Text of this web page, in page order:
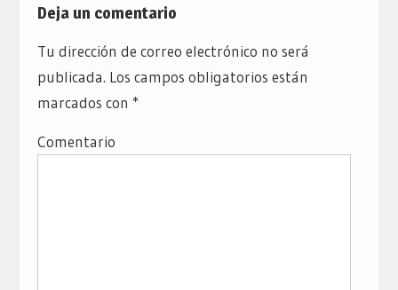
Deja un comentario
Tu dirección de correo electrónico no será
publicada. Los campos obligatorios están
marcados con *
Comentario